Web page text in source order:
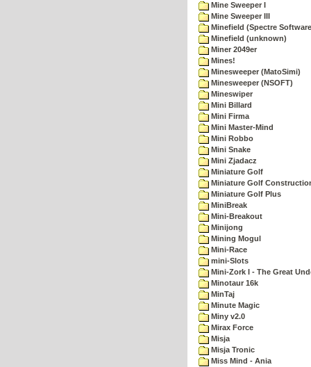
Mine Sweeper I
Mine Sweeper III
Minefield (Spectre
Minefield (unknown)
Miner 2049er
Mines!
Minesweeper (MatoSimi)
Minesweeper (NSOFT)
Mineswiper
Mini Billard
Mini Firma
Mini Master-Mind
Mini Robbo
Mini Snake
Mini Zjadacz
Miniature Golf
Miniature Golf
Miniature Golf Plus
MiniBreak
Mini-Breakout
Minijong
Mining Mogul
Mini-Race
mini-Slots
Mini-Zork I - The Great
Minotaur 16k
MinTaj
Minute Magic
Miny v2.0
Mirax Force
Misja
Misja Tronic
Miss Mind - Ania